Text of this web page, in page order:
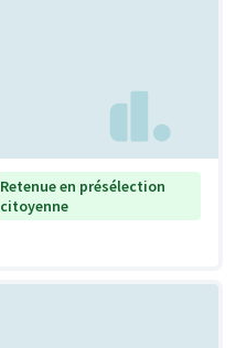
Retenue en présélection
citoyenne